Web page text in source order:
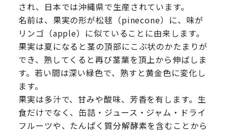
され、日本では沖縄県で生産されています。
名前は、果実の形が松毬（pinecone）に、味が
リンゴ（apple）に似ていることに由来します。
果実は夏になると茎の頂部にこぶ状のかたまりが
でき、熟してくると再び茎葉を頂上から伸ばしま
す。若い間は深い緑色で、熟すと黄金色に変化し
ます。
果実は多汁で、甘みや酸味、芳香を有します。生
食だけでなく、缶詰・ジュース・ジャム・ドライ
フルーツや、たんぱく質分解酵素を含むことから